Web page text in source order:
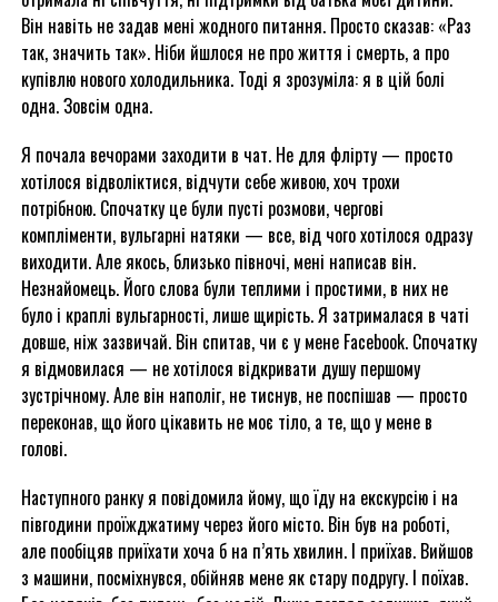
Він навіть не задав мені жодного питання. Просто сказав: «Раз
так, значить так». Ніби йшлося не про життя і смерть, а про
купівлю нового холодильника. Тоді я зрозуміла: я в цій болі
одна. Зовсім одна.
Я почала вечорами заходити в чат. Не для флірту — просто
хотілося відволіктися, відчути себе живою, хоч трохи
потрібною. Спочатку це були пусті розмови, чергові
компліменти, вульгарні натяки — все, від чого хотілося одразу
виходити. Але якось, близько півночі, мені написав він.
Незнайомець. Його слова були теплими і простими, в них не
було і краплі вульгарності, лише щирість. Я затрималася в чаті
довше, ніж зазвичай. Він спитав, чи є у мене Facebook. Спочатку
я відмовилася — не хотілося відкривати душу першому
зустрічному. Але він наполіг, не тиснув, не поспішав — просто
переконав, що його цікавить не моє тіло, а те, що у мене в
голові.
Наступного ранку я повідомила йому, що їду на екскурсію і на
півгодини проїжджатиму через його місто. Він був на роботі,
але пообіцяв приїхати хоча б на п’ять хвилин. І приїхав. Вийшов
з машини, посміхнувся, обійняв мене як стару подругу. І поїхав.